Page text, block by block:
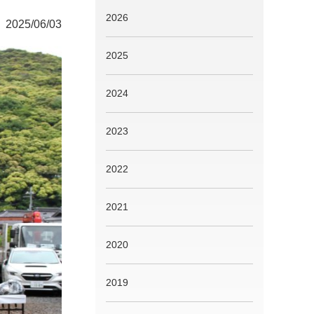
2025/06/03
2026
2025
2024
2023
2022
2021
2020
2019